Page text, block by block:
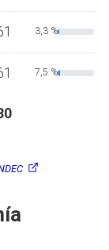
3,3 %
7,5 %